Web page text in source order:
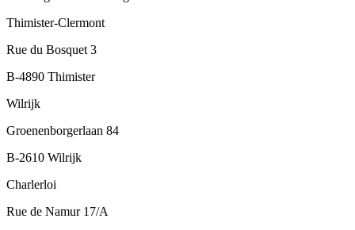
Thimister-Clermont
Rue du Bosquet 3
B-4890 Thimister
Wilrijk
Groenenborgerlaan 84
B-2610 Wilrijk
Charlerloi
Rue de Namur 17/A